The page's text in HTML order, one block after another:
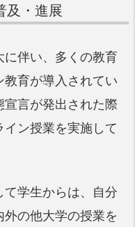
及・進展
に伴い、多くの教育
育が導入されてい
宣言が発出された際
ン授業を実施して
学生からは、自分
の他大学の授業を